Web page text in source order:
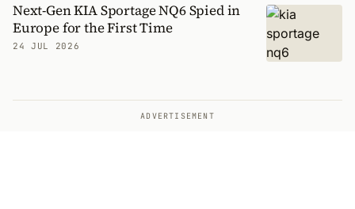
Next-Gen KIA Sportage NQ6 Spied in
Europe for the First Time
24 JUL 2026
ADVERTISEMENT